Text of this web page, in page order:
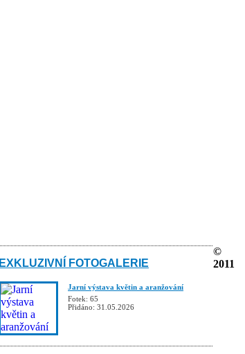
EXKLUZIVNÍ FOTOGALERIE
Jarní výstava květin a aranžování
Fotek: 65
Přidáno: 31.05.2026
©
2011